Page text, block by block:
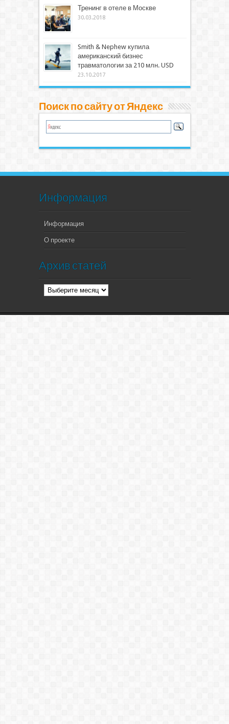
Тренинг в отеле в Москве
30.03.2018
Smith & Nephew купила
американский бизнес
травматологии за 210 млн. USD
23.10.2017
Поиск по сайту от Яндекс
Информация
Информация
О проекте
Архив статей
Архив
статей